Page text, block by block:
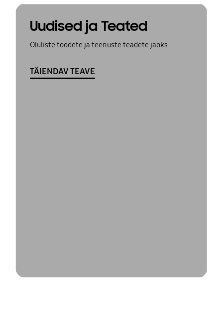
Uudised ja Teated
Oluliste toodete ja teenuste teadete jaoks
TÄIENDAV TEAVE